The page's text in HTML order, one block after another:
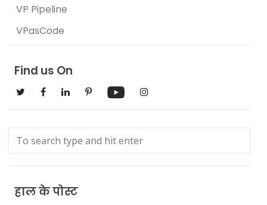
VP Pipeline
VPasCode
Find us On
हाल के पोस्ट